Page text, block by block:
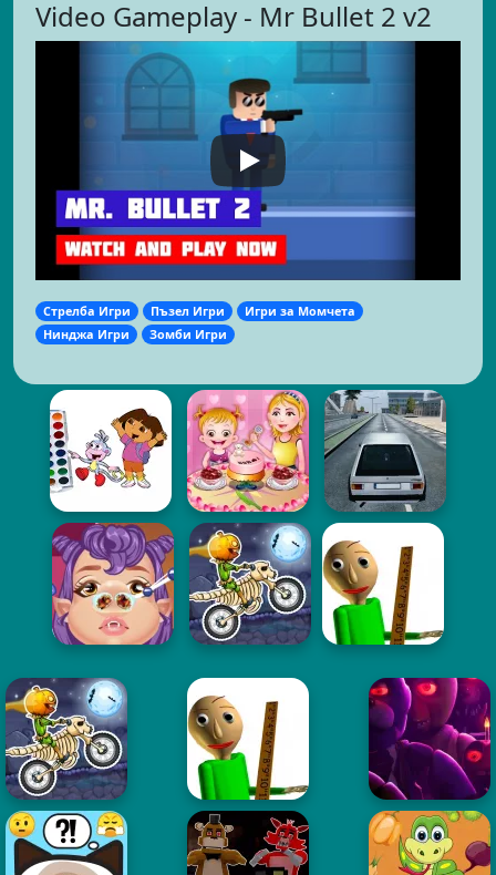
Video Gameplay - Mr Bullet 2 v2
Стрелба Игри Пъзел Игри
Игри за Момчета
Нинджа Игри
Зомби Игри